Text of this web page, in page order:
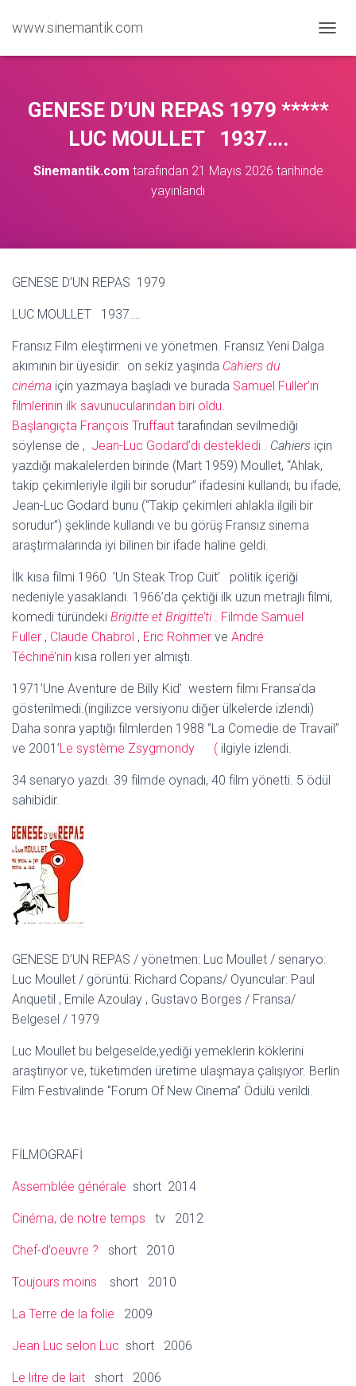
www.sinemantik.com
E
GENESE D’UN REPAS 1979 *****
LUC MOULLET 1937….
Sinemantik.com tarafından 21 Mayıs 2026 tarihinde
yayınlandı
GENESE D’UN REPAS 1979
LUC MOULLET 1937….
Fransız Film eleştirmeni ve yönetmen. Fransız Yeni Dalga
akımının bir üyesidir. on sekiz yaşında Cahiers du
cinéma için yazmaya başladı ve burada Samuel Fuller’ın
filmlerinin ilk savunucularından biri oldu.
Başlangıçta François Truffaut tarafından sevilmediği
söylense de , Jean-Luc Godard’dı destekledi . Cahiers için
yazdığı makalelerden birinde (Mart 1959) Moullet, “Ahlak,
takip çekimleriyle ilgili bir sorudur” ifadesini kullandı; bu ifade,
Jean-Luc Godard bunu (“Takip çekimleri ahlakla ilgili bir
sorudur”) şeklinde kullandı ve bu görüş Fransız sinema
araştırmalarında iyi bilinen bir ifade haline geldi.
İlk kısa filmi 1960 ’Un Steak Trop Cuit’ politik içeriği
nedeniyle yasaklandı. 1966’da çektiği ilk uzun metrajlı filmi,
komedi türündeki Brigitte et Brigitte’ti. Filmde Samuel
Fuller , Claude Chabrol , Eric Rohmer ve André
Téchiné’nin kısa rolleri yer almıştı.
1971’Une Aventure de Billy Kid’ western filmi Fransa’da
gösterilmedi.(ingilizce versiyonu diğer ülkelerde izlendi)
Daha sonra yaptığı filmlerden 1988 ‘’La Comedie de Travail’’
ve 2001’Le système Zsygmondy ( ilgiyle izlendi.
34 senaryo yazdı. 39 filmde oynadı, 40 film yönetti. 5 ödül
sahibidir.
GENESE D’UN REPAS / yönetmen: Luc Moullet / senaryo:
Luc Moullet / görüntü: Richard Copans/ Oyuncular: Paul
Anquetil , Emile Azoulay , Gustavo Borges / Fransa/
Belgesel / 1979
Luc Moullet bu belgeselde,yediği yemeklerin köklerini
araştırıyor ve, tüketimden üretime ulaşmaya çalışıyor. Berlin
Film Festivalinde ‘’Forum Of New Cinema’’ Ödülü verildi.
FİLMOGRAFİ
Assemblée générale short 2014
Cinéma, de notre temps tv 2012
Chef-d’oeuvre ? short 2010
Toujours moins short 2010
La Terre de la folie 2009
Jean Luc selon Luc short 2006
Le litre de lait short 2006